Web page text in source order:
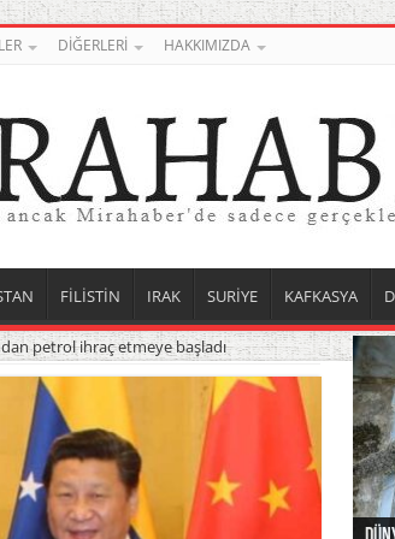
DİĞERLERİ HAKKIMIZDA
FİLİSTİN IRAK SURİYE KAFKASYA
petrol ihraç etmeye başladı